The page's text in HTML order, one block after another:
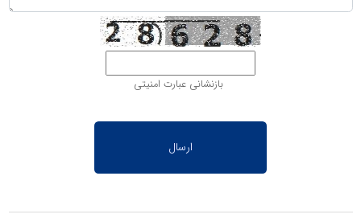
بازنشانی عبارت امنیتی